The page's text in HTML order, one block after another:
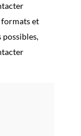
formats et